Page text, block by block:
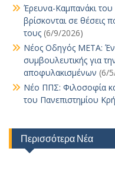
Έρευνα-Καμπανάκι
βρίσκονται σε θέσεις
τους (6/9/2026)
Νέος Οδηγός ΜΕΤΑ:
συμβουλευτικής για
αποφυλακισμένων (6/
Νέο ΠΠΣ: Φιλοσοφία
του Πανεπιστημίου
Περισσότερα Νέα